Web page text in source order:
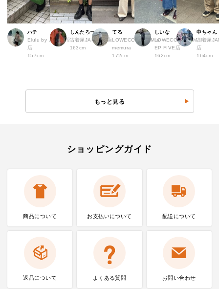
ハチ
Elulu by JAM 原宿
店
157cm
しんたろー
古着屋JAM 仙台店
163cm
てる
LOWECO by JAM a
memura
172cm
しいな
LOWECO by JAM H
EP FIVE店
162cm
中ちゃん
古着屋
店
164cm
もっと見る
ショッピングガイド
商品について お支払いについて 配送について
返品について よくある質問 お問い合わせ